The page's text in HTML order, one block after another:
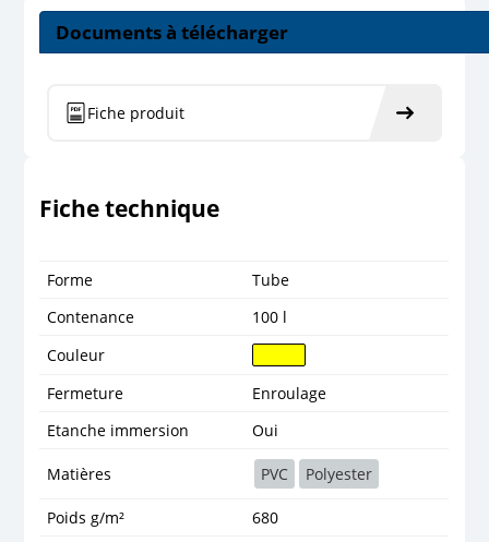
Documents à télécharger
Fiche produit
Fiche technique
Forme
Tube
Contenance
100 l
Couleur
Fermeture
Enroulage
Etanche immersion
Oui
Matières PVC Polyester
Poids g/m² 680